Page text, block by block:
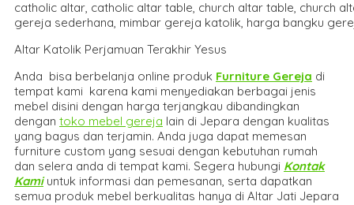
Altar Katolik Perjamuan Terakhir Yesus
Anda bisa berbelanja online produk Furniture Gereja di
tempat kami karena kami menyediakan berbagai jenis
mebel disini dengan harga terjangkau dibandingkan
dengan toko mebel gereja lain di Jepara dengan kualitas
yang bagus dan terjamin. Anda juga dapat memesan
furniture custom yang sesuai dengan kebutuhan rumah
dan selera anda di tempat kami. Segera hubungi Kontak
Kamiuntuk informasi dan pemesanan, serta dapatkan
semua produk mebel berkualitas hanya di Altar Jati Jepara